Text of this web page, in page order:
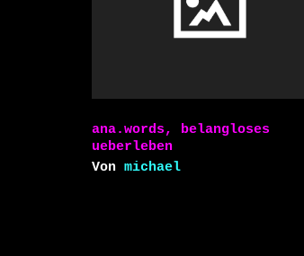
ana.words, belangloses
ueberleben
Von michael